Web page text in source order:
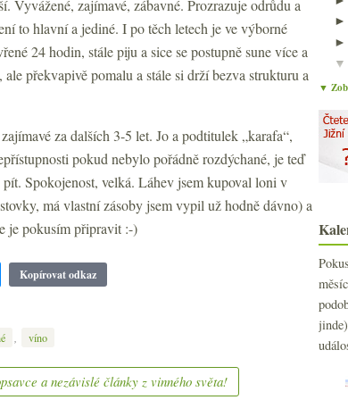
Vyvážené, zajímavé, zábavné. Prozrazuje odrůdu a
to hlavní a jediné. I po těch letech je ve výborné
24 hodin, stále piju a sice se postupně sune více a
překvapivě pomalu a stále si drží bezva strukturu a
za dalších 3-5 let. Jo a podtitulek „karafa“,
pokud nebylo pořádně rozdýchané, je teď
Spokojenost, velká. Láhev jsem kupoval loni v
má vlastní zásoby jsem vypil už hodně dávno) a
je pokusím připravit :-)
Kopírovat odkaz
víno
a nezávislé články z vinného světa!
▼